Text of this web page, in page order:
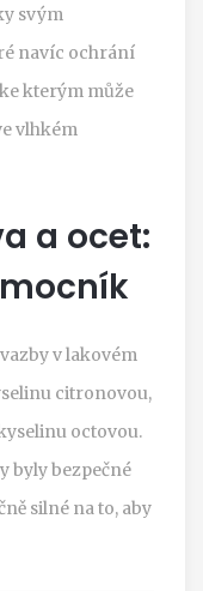
svým
navíc ochrání
kterým může
vlhkém
a ocet:
v lakovém
citronovou,
octovou.
byly bezpečné
silné na to, aby